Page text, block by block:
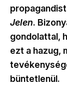
Jelen.
gondolattal,
ezt a hazug,
büntetlenül.